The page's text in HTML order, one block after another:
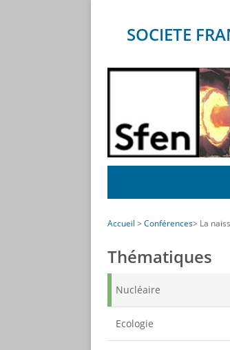
SOCIETE
Accueil Conférences La
Thématiques
Nucléaire
Ecologie